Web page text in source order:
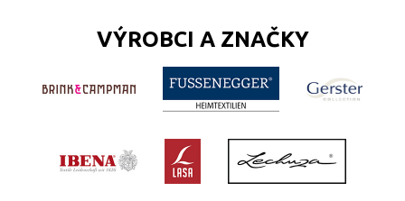
VÝROBCI A ZNAČKY